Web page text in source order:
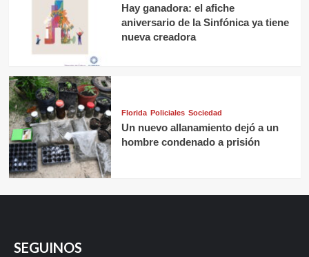
Hay ganadora: el afiche
aniversario de la Sinfónica ya tiene
nueva creadora
Florida Policiales Sociedad
Un nuevo allanamiento dejó a un
hombre condenado a prisión
SEGUINOS